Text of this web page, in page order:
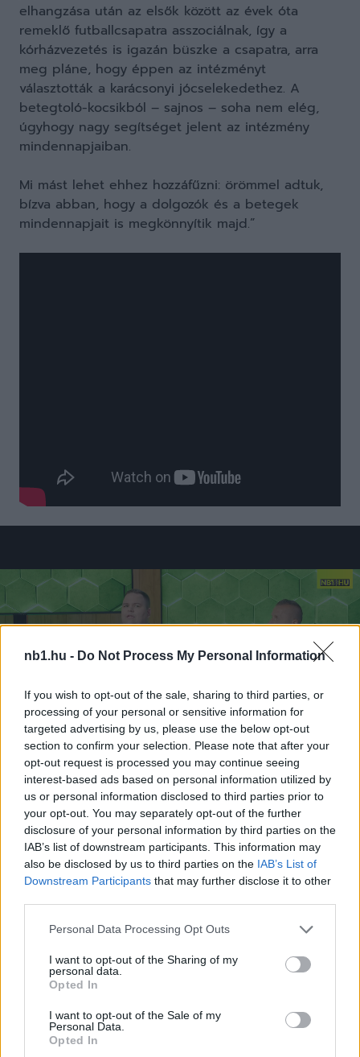
nb1.hu - Do Not Process My Personal Information
If you wish to opt-out of the sale, sharing to third parties, or
processing of your personal or sensitive information for
targeted advertising by us, please use the below opt-out
section to confirm your selection. Please note that after your
opt-out request is processed you may continue seeing
interest-based ads based on personal information utilized by
us or personal information disclosed to third parties prior to
your opt-out. You may separately opt-out of the further
disclosure of your personal information by third parties on the
IAB’s list of downstream participants. This information may
also be disclosed by us to third parties on the IAB’s List of
Downstream Participants that may further disclose it to other
Please note that this website/app uses one or more Google
not limited to your visit or usage behaviour. You may click to
grant or deny consent to Google and its third-party tags to
use your data for below specified purposes in below Google
consent section.
Personal Data Processing Opt Outs
I want to opt-out of the Sharing of my
personal data.
Opted In
I want to opt-out of the Sale of my
Personal Data.
Opted In
elhangzása után az elsők között az évek óta
remeklő futballcsapatra asszociálnak, így a
kórházvezetés is igazán büszke a csapatra, arra
meg pláne, hogy éppen az intézményt
választották a karácsonyi jócselekedethez. A
betegtoló-kocsikból – sajnos – soha nem elég,
úgyhogy nagy segítséget jelent az intézmény
mindennapjaiban.
Mi mást lehet ehhez hozzáfűzni: örömmel adtuk,
bízva abban, hogy a dolgozók és a betegek
mindennapjait is megkönnyítik majd.”
0%
Szöveg forrása: kisvardafc/Facebook
KAPCSOLÓDÓ HÍREK